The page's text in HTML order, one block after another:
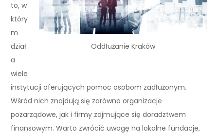
Oddłużanie Kraków
to, w
który
m
dział
a
wiele
instytucji oferujących pomoc osobom zadłużonym.
Wśród nich znajdują się zarówno organizacje
pozarządowe, jak i firmy zajmujące się doradztwem
finansowym. Warto zwrócić uwagę na lokalne fundacje,